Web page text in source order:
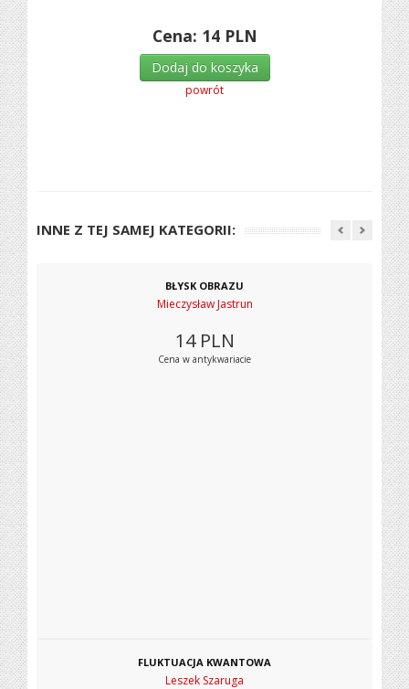
Cena: 14 PLN
Dodaj do koszyka
powrót
INNE Z TEJ SAMEJ KATEGORII:
BŁYSK OBRAZU
Mieczysław Jastrun
14 PLN
Cena w antykwariacie
FLUKTUACJA KWANTOWA
Leszek Szaruga